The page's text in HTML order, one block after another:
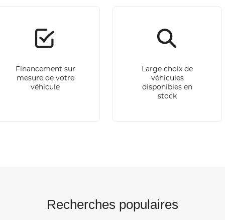
Financement sur
mesure de votre
véhicule
Large choix de
véhicules
disponibles en
stock
Recherches populaires